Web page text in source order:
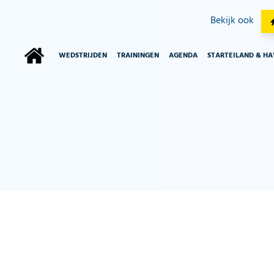
Bekijk ook
WEDSTRIJDEN TRAININGEN AGENDA STARTEILAND &